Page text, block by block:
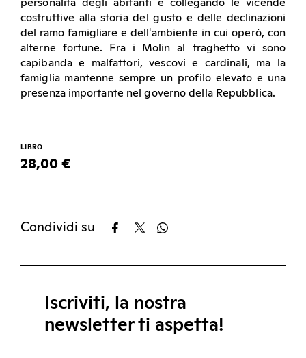
personalità degli abitanti e collegando le vicende
costruttive alla storia del gusto e delle declinazioni
del ramo famigliare e dell'ambiente in cui operò, con
alterne fortune. Fra i Molin al traghetto vi sono
capibanda e malfattori, vescovi e cardinali, ma la
famiglia mantenne sempre un profilo elevato e una
presenza importante nel governo della Repubblica.
LIBRO
28,00 €
Condividi su
Iscriviti, la nostra
newsletter ti aspetta!